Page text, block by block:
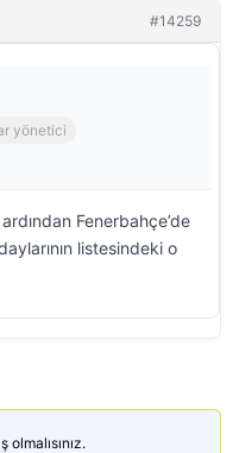
#14259
yönetici
Fenerbahçe’de
listesindeki o